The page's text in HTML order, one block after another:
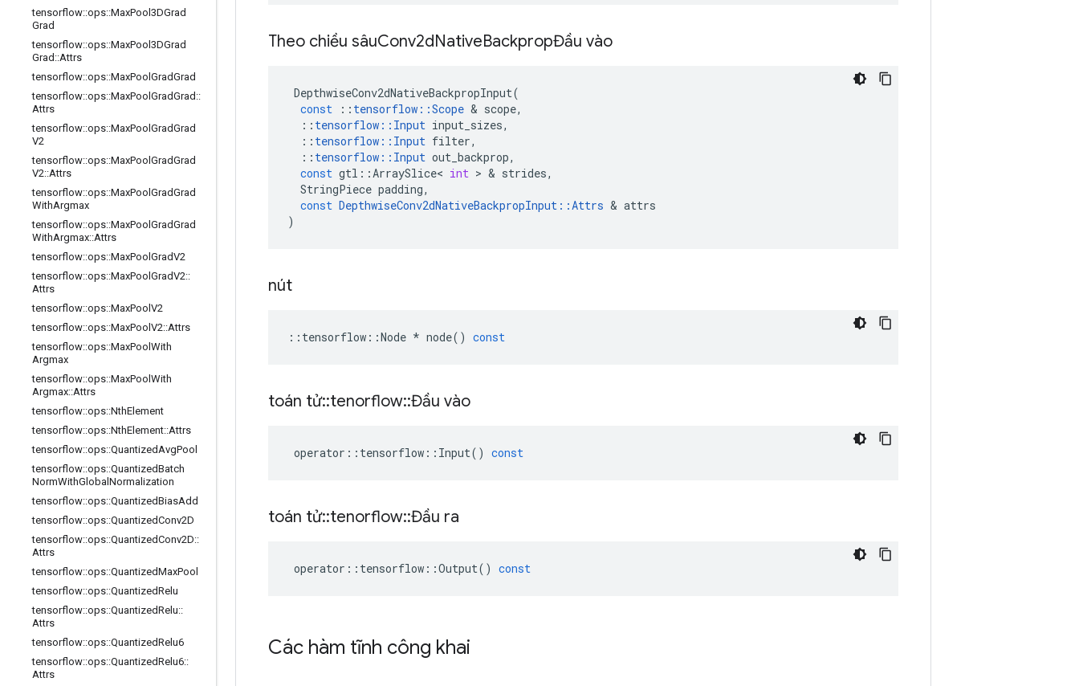
tensorflow::ops::MaxPool3DGrad
Grad
tensorflow::ops::MaxPool3DGrad
Grad ::Attrs
tensorflow::ops::MaxPool GradGrad
tensorflow::ops::MaxPool GradGrad ::
Attrs
tensorflow::ops::MaxPool GradGrad
V2
tensorflow::ops::MaxPool GradGrad
V2::Attrs
tensorflow::ops::MaxPool GradGrad
WithArgmax
tensorflow::ops::MaxPool GradGrad
WithArgmax::Attrs
tensorflow::ops::MaxPool GradV2
tensorflow::ops::MaxPool GradV2::
Attrs
tensorflow::ops::MaxPool V2
tensorflow::ops::MaxPool V2::Attrs
tensorflow::ops::MaxPool With
Argmax
tensorflow::ops::MaxPool With
Argmax::Attrs
tensorflow::ops::NthElement
tensorflow::ops::NthElement::Attrs
tensorflow::ops::QuantizedAvgPool
tensorflow::ops::QuantizedBatch
NormWithGlobal Normalization
tensorflow::ops::QuantizedBiasAdd
tensorflow::ops::QuantizedConv2D
tensorflow::ops::QuantizedConv2D::
Attrs
tensorflow::ops::QuantizedMaxPool
tensorflow::ops::QuantizedRelu
tensorflow::ops::QuantizedRelu::
Attrs
tensorflow::ops::QuantizedRelu6
tensorflow::ops::QuantizedRelu6::
Attrs
Theo chiều sâuConv2dNativeBackpropĐầu vào
DepthwiseConv2dNativeBackpropInput(
const
:: tensorflow ::Scope & scope,
:: tensorflow :: Input input_sizes,
:: tensorflow :: Input filter,
:: tensorflow :: Input out_backprop,
const gtl ::ArraySlice< int > & strides,
StringPiece padding,
const DepthwiseConv2dNativeBackpropInput ::Attrs & attrs
)
nút
:: tensorflow ::Node * node() const
toán tử::tenorflow::Đầu vào
operator :: tensorflow :: Input() const
toán tử::tenorflow::Đầu ra
operator :: tensorflow ::Output() const
Các hàm tĩnh công khai